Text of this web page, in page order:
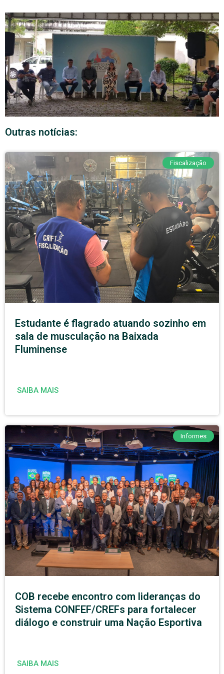
Outras notícias:
Fiscalização
Estudante é flagrado atuando sozinho em
sala de musculação na Baixada
Fluminense
SAIBA MAIS
Informes
COB recebe encontro com lideranças do
Sistema CONFEF/CREFs para fortalecer
diálogo e construir uma Nação Esportiva
SAIBA MAIS